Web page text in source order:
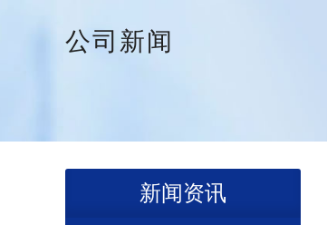
公司新闻
新闻资讯